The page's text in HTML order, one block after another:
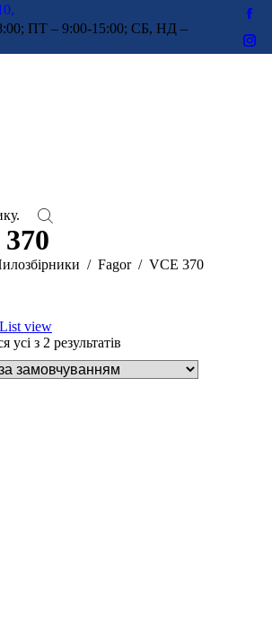
ПТ – 9:00-15:00; СБ, НД –
Fagor VCE 370
List view
усі з 2 результатів